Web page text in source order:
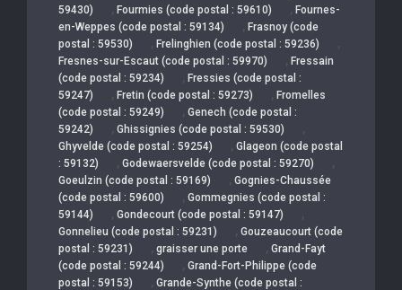
59430)
, Fourmies (code postal : 59610) , Fournes-
en-Weppes (code postal : 59134)
, Frasnoy (code
postal : 59530)
, Frelinghien (code postal : 59236) ,
Fresnes-sur-Escaut (code postal : 59970) , Fressain
(code postal : 59234)
, Fressies (code postal :
59247)
, Fretin (code postal : 59273) , Fromelles
(code postal : 59249)
, Genech (code postal :
59242)
, Ghissignies (code postal : 59530) ,
Ghyvelde (code postal : 59254) , Glageon (code postal
: 59132)
, Godewaersvelde (code postal : 59270) ,
Goeulzin (code postal : 59169) , Gognies-Chaussée
(code postal : 59600)
, Gommegnies (code postal :
59144)
, Gondecourt (code postal : 59147) ,
Gonnelieu (code postal : 59231) , Gouzeaucourt (code
postal : 59231)
, graisser une porte , Grand-Fayt
(code postal : 59244)
, Grand-Fort-Philippe (code
postal : 59153)
, Grande-Synthe (code postal :